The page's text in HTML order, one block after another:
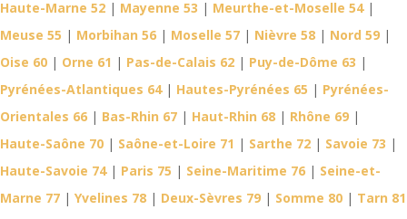
Haute-Marne 52 | Mayenne 53 | Meurthe-et-Moselle 54|
Meuse 55 | Morbihan 56 | Moselle 57 | Nièvre 58 | Nord 59 |
Oise 60 | Orne 61 | Pas-de-Calais 62 | Puy-de-Dôme 63 |
Pyrénées-Atlantiques 64| Hautes-Pyrénées 65 | Pyrénées-
Orientales 66 | Bas-Rhin 67 | Haut-Rhin 68 | Rhône 69 |
Haute-Saône 70 | Saône-et-Loire 71 | Sarthe 72 | Savoie 73 |
Haute-Savoie 74| Paris 75 | Seine-Maritime 76 | Seine-et-
Marne 77 | Yvelines 78 | Deux-Sèvres 79 | Somme 80 | Tarn 81